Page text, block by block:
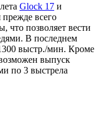
Glock 17 и
всего
что позволяет вести
В последнем
выстр./мин. Кроме
выпуск
по 3 выстрела